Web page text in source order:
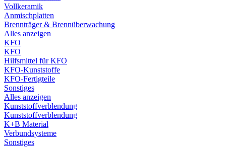
Vollkeramik
Anmischplatten
Brennträger & Brennüberwachung
Alles anzeigen
KFO
KFO
Hilfsmittel für KFO
KFO-Kunststoffe
KFO-Fertigteile
Sonstiges
Alles anzeigen
Kunststoffverblendung
Kunststoffverblendung
K+B Material
Verbundsysteme
Sonstiges